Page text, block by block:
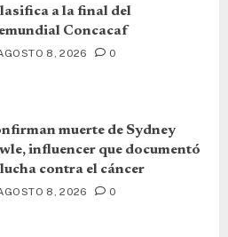
a la final del
Concacaf
8, 2026 0
muerte de Sydney
influencer que documentó
lucha contra el cáncer
8, 2026 0